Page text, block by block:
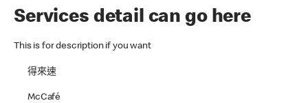
Services detail can go here
This is for description if you want
得來速
McCafé